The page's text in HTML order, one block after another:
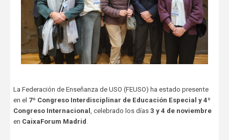
La Federación de Enseñanza de USO (FEUSO) ha estado presente
en el 7º Congreso Interdisciplinar de Educación Especial y 4º
Congreso Internacional , celebrado los días 3 y 4 de noviembre
en CaixaForum Madrid .